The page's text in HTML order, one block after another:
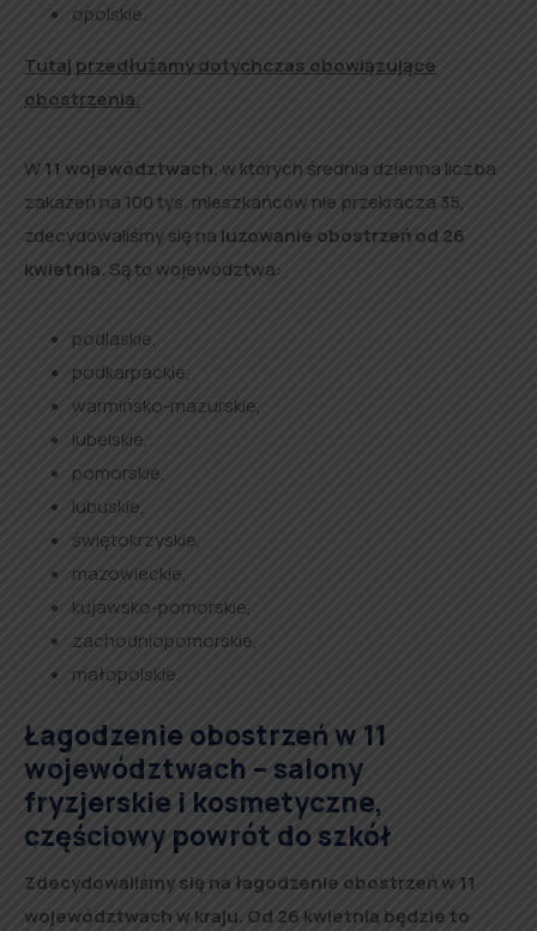
opolskie.
Tutaj przedłużamy dotychczas obowiązujące
obostrzenia.
W11 województwach, w których średnia dzienna liczba
zakażeń na 100 tys. mieszkańców nie przekracza 35,
zdecydowaliśmy się na luzowanie obostrzeń od 26
kwietnia. Są to województwa:
podlaskie,
podkarpackie,
warmińsko-mazurskie,
lubelskie,
pomorskie,
lubuskie,
świętokrzyskie,
mazowieckie,
kujawsko-pomorskie,
zachodniopomorskie,
małopolskie.
Łagodzenie obostrzeń w 11
województwach – salony
fryzjerskie i kosmetyczne,
częściowy powrót do szkół
Zdecydowaliśmy się na łagodzenie obostrzeń w 11
województwach w kraju. Od 26 kwietnia będzie to